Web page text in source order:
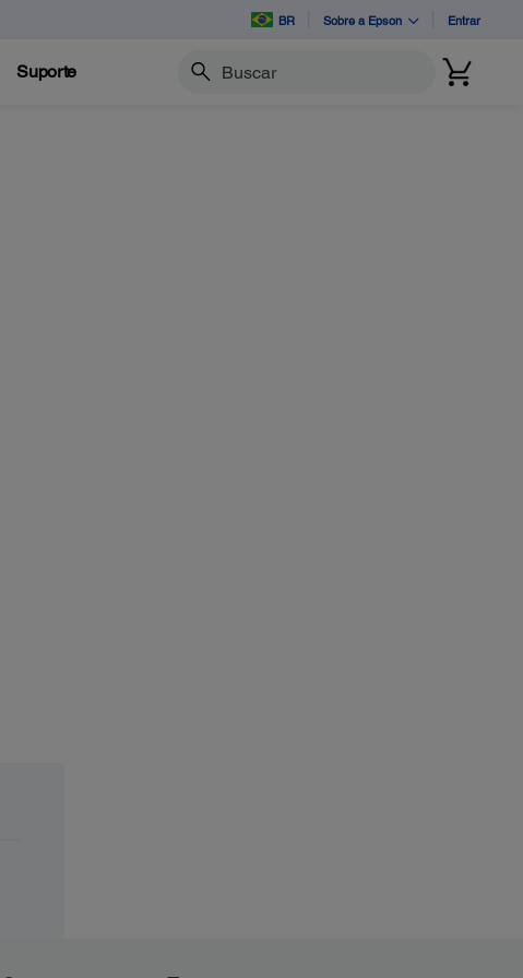
BR Sobre a Epson Entrar
Suporte Buscar